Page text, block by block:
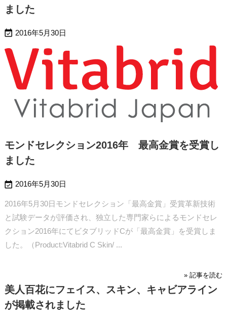
ました
 2016年5月30日
モンドセレクション2016年 最高金賞を受賞し
ました
 2016年5月30日
2016年5月30日モンドセレクション「最高金賞」受賞革新技術
と試験データが評価され、独立した専門家らによるモンドセレ
クション2016年にてビタブリッドCが「最高金賞」を受賞しま
した。（Product:Vitabrid C Skin/ ...
» 記事を読む
美人百花にフェイス、スキン、キャビアライン
が掲載されました